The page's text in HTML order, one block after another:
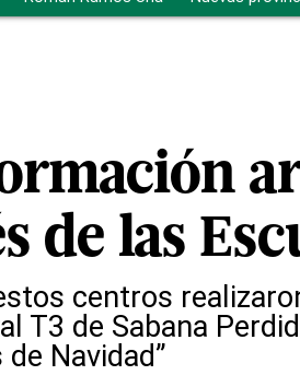
de las
centros
T3 de Sabana
Navidad”